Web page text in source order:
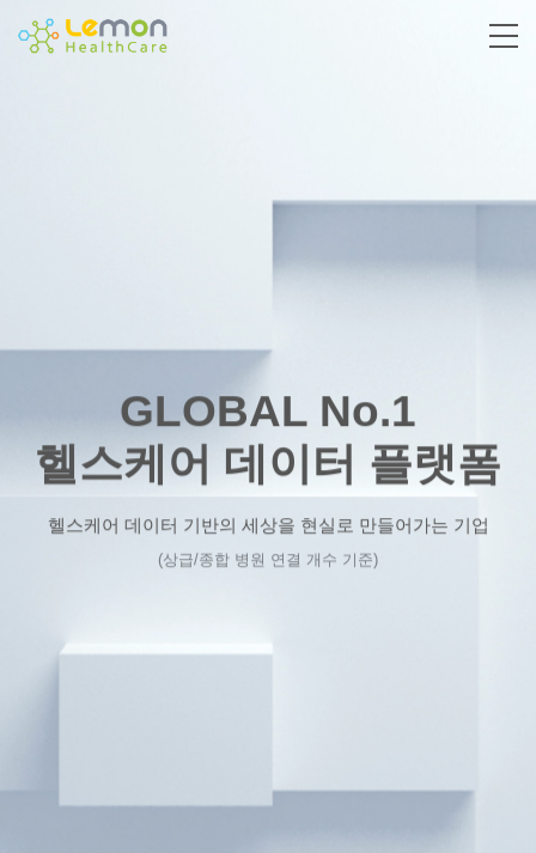
GLOBAL No.1
헬스케어 데이터 플랫폼
헬스케어 데이터 기반의 세상을 현실로 만들어가는 기업
(상급/종합 병원 연결 개수 기준)